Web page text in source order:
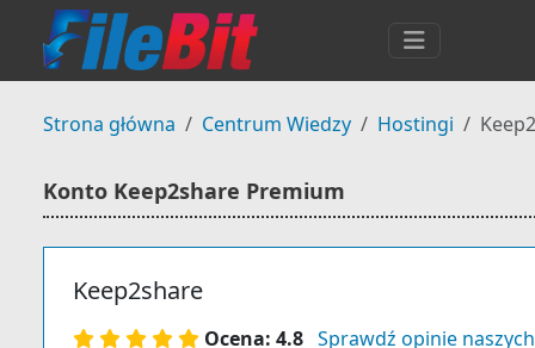
Strona główna Centrum Wiedzy Hostingi
Konto Keep2share Premium
Keep2share
Ocena: 4.8 Sprawdź opinie naszych